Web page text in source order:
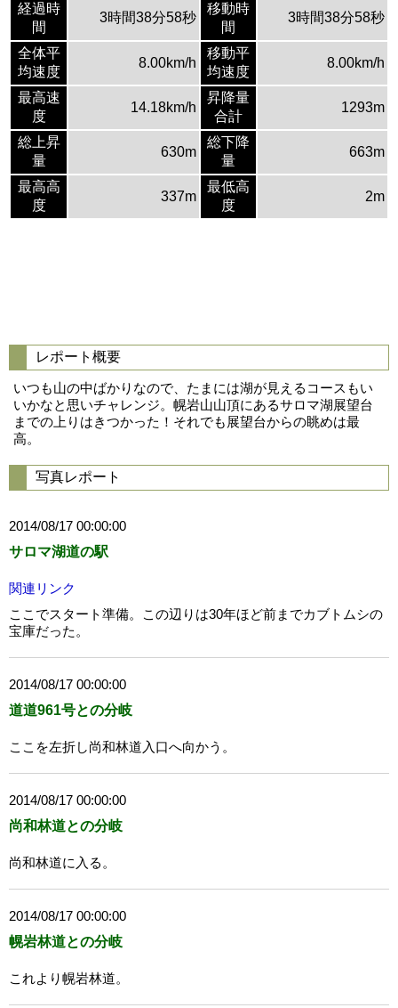
経過時
間
3時間38分58秒
移動時
間
3時間38分58秒
全体平
均速度
8.00km/h
移動平
均速度
8.00km/h
最高速
度
14.18km/h
昇降量
合計
1293m
総上昇
量
630m
総下降
量
663m
最高高
度
337m
最低高
度
2m
レポート概要
いつも山の中ばかりなので、たまには湖が見えるコースもい
いかなと思いチャレンジ。幌岩山山頂にあるサロマ湖展望台
までの上りはきつかった！それでも展望台からの眺めは最
高。
写真レポート
2014/08/17 00:00:00
サロマ湖道の駅
関連リンク
ここでスタート準備。この辺りは30年ほど前までカブトムシの
宝庫だった。
2014/08/17 00:00:00
道道961号との分岐
ここを左折し尚和林道入口へ向かう。
2014/08/17 00:00:00
尚和林道との分岐
尚和林道に入る。
2014/08/17 00:00:00
幌岩林道との分岐
これより幌岩林道。